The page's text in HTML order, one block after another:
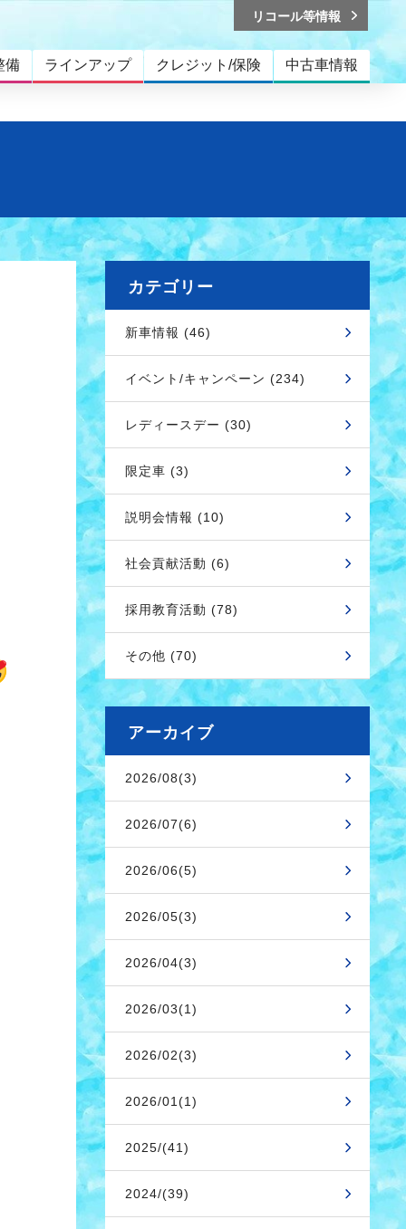
備 ラインアップ クレジット/保険 中古車情報
リコール等情報
カテゴリー
新車情報 (46)
イベント/キャンペーン (234)
レディースデー (30)
限定車 (3)
説明会情報 (10)
社会貢献活動 (6)
採用教育活動 (78)
その他 (70)
アーカイブ
2026/08(3)
2026/07(6)
2026/06(5)
2026/05(3)
2026/04(3)
2026/03(1)
2026/02(3)
2026/01(1)
2025/(41)
2024/(39)